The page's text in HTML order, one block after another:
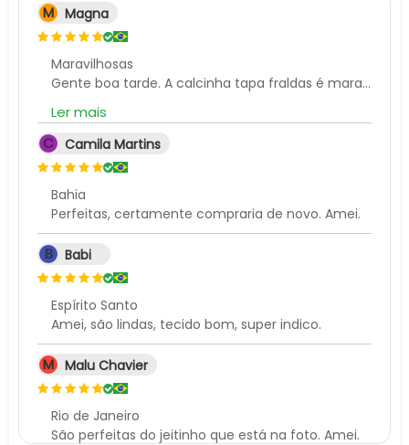
M Magna
Maravilhosas
Gente boa tarde. A calcinha tapa fraldas é maravilhosa. E chegou muitooo rápido. Antes do prazo. Comprei pra 2 anos a M. Porq minha netinha é pequena e a M vai ficar ótima nela. E as cores super lindas. Vou comprar mais ☺️
Ler mais
C Camila Martins
Bahia
Perfeitas, certamente compraria de novo. Amei.
B Babi
Espírito Santo
Amei, são lindas, tecido bom, super indico.
M Malu Chavier
Rio de Janeiro
São perfeitas do jeitinho que está na foto. Amei.